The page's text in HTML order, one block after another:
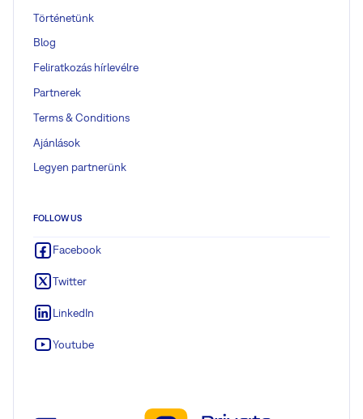
Történetünk
Blog
Feliratkozás hírlevélre
Partnerek
Terms & Conditions
Ajánlások
Legyen partnerünk
FOLLOW US
Facebook
Twitter
LinkedIn
Youtube